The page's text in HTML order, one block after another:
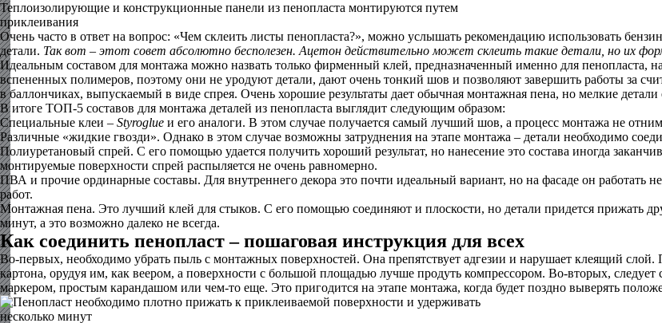
Теплоизолирующие и конструкционные панели из пенопласта монтируются путем
приклеивания
Очень часто в ответ на вопрос: «Чем склеить листы пенопласта?», можно услышать рекомендацию использовать
детали. Так вот – этот совет абсолютно бесполезен. Ацетон действительно может склеить такие детали, но их
Идеальным составом для монтажа можно назвать только фирменный клей, предназначенный именно для пенопласта,
вспененных полимеров, поэтому они не уродуют детали, дают очень тонкий шов и позволяют завершить работы за
в баллончиках, выпускаемый в виде спрея. Очень хорошие результаты дает обычная монтажная пена, но мелкие
В итоге ТОП-5 составов для монтажа деталей из пенопласта выглядит следующим образом:
Специальные клеи – Styroglue и его аналоги. В этом случае получается самый лучший шов, а процесс монтажа не
Различные «жидкие гвозди». Однако в этом случае возможны затруднения на этапе монтажа – детали необходимо
Полиуретановый спрей. С его помощью удается получить хороший результат, но нанесение это состава иногда
монтируемые поверхности спрей распыляется не очень равномерно.
ПВА и прочие ординарные составы. Для внутреннего декора это почти идеальный вариант, но на фасаде он
работ.
Монтажная пена. Это лучший клей для стыков. С его помощью соединяют и плоскости, но детали придется прижать
минут, а это возможно далеко не всегда.
Как соединить пенопласт – пошаговая инструкция для всех
Во-первых, необходимо убрать пыль с монтажных поверхностей. Она препятствует адгезии и нарушает клеящий
картона, орудуя им, как веером, а поверхности с большой площадью лучше продуть компрессором. Во-вторых,
маркером, простым карандашом или чем-то еще. Это пригодится на этапе монтажа, когда будет поздно выверять